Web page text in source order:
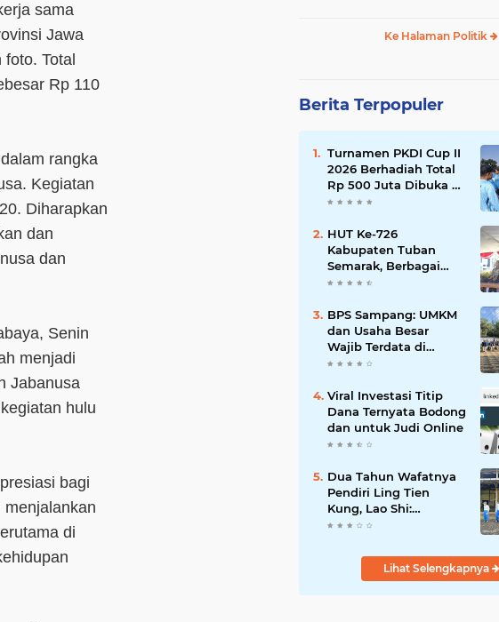
sama
Jawa
Total
Rp 110
rangka
Kegiatan
Diharapkan
dan
dan
Senin
menjadi
Jabanusa
hulu
bagi
menjalankan
di
Ke Halaman Politik
Berita Terpopuler
Turnamen PKDI Cup II
2026 Berhadiah Total
Rp 500 Juta Dibuka di
Jombang, Ketua PKDI
Mahdi: Ajang
Silaturrahmi dan
Media Komunikasi
Antar-Kades untuk
HUT Ke-726
Kabupaten Tuban
Semarak, Berbagai
Prestasinya Pun
BPS Sampang: UMKM
dan Usaha Besar
Wajib Terdata di
Sensus Ekonomi 2026,
Sasaran
Viral Investasi Titip
Dana Ternyata Bodong
dan untuk Judi Online
Dua Tahun Wafatnya
Pendiri Ling Tien
Kung, Lao Shi:
Amanah Harus Kita
Lihat Selengkapnya